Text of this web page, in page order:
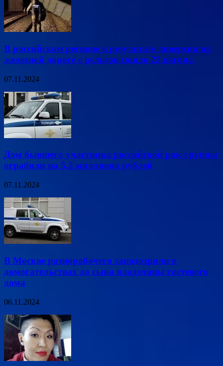
В российском регионе в результате диверсии на
железной дороге с рельсов сошло 22 вагона
07.11.2024
Дом бывшего участника российской рок-группы
ограбили на 5,2 миллиона рублей
07.11.2024
В Москве разнорабочего заподозрили в
домогательствах до сына владелицы гостевого
дома
06.11.2024